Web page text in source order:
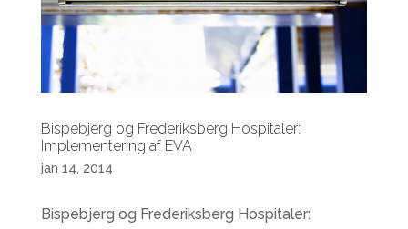
Bispebjerg og Frederiksberg Hospitaler:
Implementering af EVA
jan 14, 2014
Bispebjerg og Frederiksberg Hospitaler: